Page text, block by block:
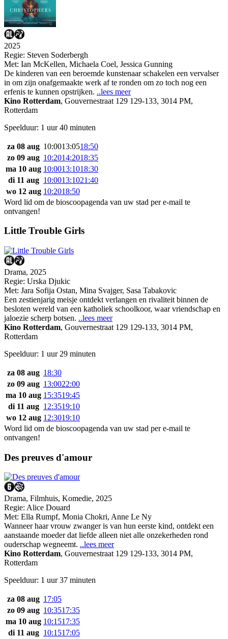
2025
Regie: Steven Soderbergh
Met: Ian McKellen, Michaela Coel, Jessica Gunning
De kinderen van een beroemde kunstenaar schakelen een vervalser
in om zijn onafgemaakte werk af te ronden om zo toch nog een
erfenis te kunnen opstrijken. ..lees meer
Kino Rotterdam, Gouvernestraat 129 129-133, 3014 PM,
Rotterdam
Speelduur: 1 uur 40 minuten
za 08 aug 10:0013:0518:50
zo 09 aug 10:2014:2018:35
ma 10 aug 10:0013:1018:30
di 11 aug 10:0013:1021:40
wo 12 aug 10:2018:50
Word lid om de bioscoopagenda van uw stad per e-mail te
ontvangen!
Little Trouble Girls
Drama, 2025
Regie: Urska Djukic
Met: Jara Sofija Ostan, Mina Svajger, Sasa Tabakovic
Een zestienjarig meisje ontdekt verlangen en rivaliteit binnen de
besloten wereld van een katholiek schoolkoor, waar vriendschap en
jaloezie scherp botsen. ..lees meer
Kino Rotterdam, Gouvernestraat 129 129-133, 3014 PM,
Rotterdam
Speelduur: 1 uur 29 minuten
za 08 aug 18:30
zo 09 aug 13:0022:00
ma 10 aug 15:3519:45
di 11 aug 12:3519:10
wo 12 aug 12:3019:10
Word lid om de bioscoopagenda van uw stad per e-mail te
ontvangen!
Des preuves d'amour
Drama, Filmhuis, Komedie, 2025
Regie: Alice Douard
Met: Ella Rumpf, Monia Chokri, Anne Le Ny
Wanneer haar vrouw zwanger is van hun eerste kind, ontdekt een
aanstaande moeder dat liefde alleen niet alle onzekerheden rond
ouderschap wegneemt. ..lees meer
Kino Rotterdam, Gouvernestraat 129 129-133, 3014 PM,
Rotterdam
Speelduur: 1 uur 37 minuten
za 08 aug 17:05
zo 09 aug 10:3517:35
ma 10 aug 10:1517:35
di 11 aug 10:1517:05